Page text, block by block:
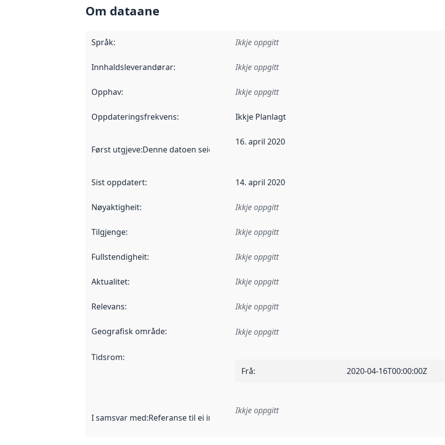
Om dataane
Språk: Ikkje oppgitt
Innhaldsleverandørar: Ikkje oppgitt
Opphav: Ikkje oppgitt
Oppdateringsfrekvens: Ikkje Planlagt
Først utgjeve:Denne datoen seier når dataa i dette datasettet først blei utgitt. Det kan ha
16. april 2020
Sist oppdatert: 14. april 2020
Nøyaktigheit: Ikkje oppgitt
Tilgjenge: Ikkje oppgitt
Fullstendigheit: Ikkje oppgitt
Aktualitet: Ikkje oppgitt
Relevans: Ikkje oppgitt
Geografisk område: Ikkje oppgitt
Tidsrom:
Frå: 2020-04-16T00:00:00Z
I samsvar med:Referanse til ei implementeringsregel eller anna spesifikasjon som ligg til
Ikkje oppgitt